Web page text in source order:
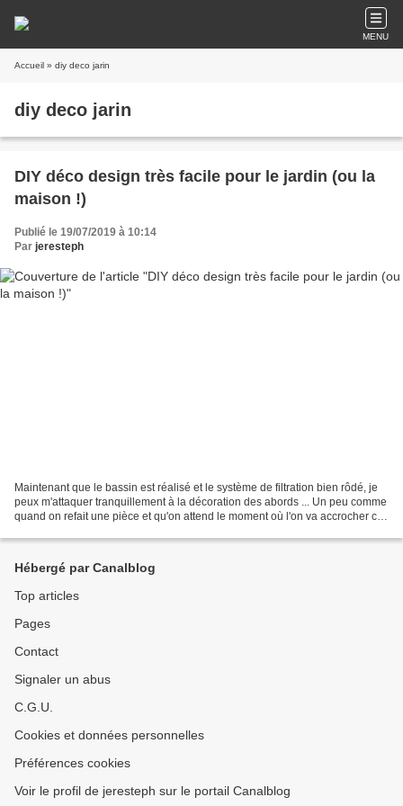
MENU
Accueil » diy deco jarin
diy deco jarin
DIY déco design très facile pour le jardin (ou la
maison !)
Publié le 19/07/2019 à 10:14
Par jeresteph
Maintenant que le bassin est réalisé et le système de filtration bien rôdé, je
peux m'attaquer tranquillement à la décoration des abords ... Un peu comme
quand on refait une pièce et qu'on attend le moment où l'on va accrocher ce
Hébergé par Canalblog
Top articles
Pages
Contact
Signaler un abus
C.G.U.
Cookies et données personnelles
Préférences cookies
Voir le profil de jeresteph sur le portail Canalblog